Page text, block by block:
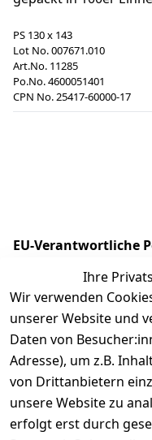
PS 130 x 143
Lot No. 007671.010
Art.No. 11285
Po.No. 4600051401
CPN No. 25417-60000-17
EU-Verantwortliche
Ihre
Wir verwenden
unserer Website und
Daten von
Adresse), um z.B.
von Drittanbietern
unsere Website zu
erfolgt erst durch